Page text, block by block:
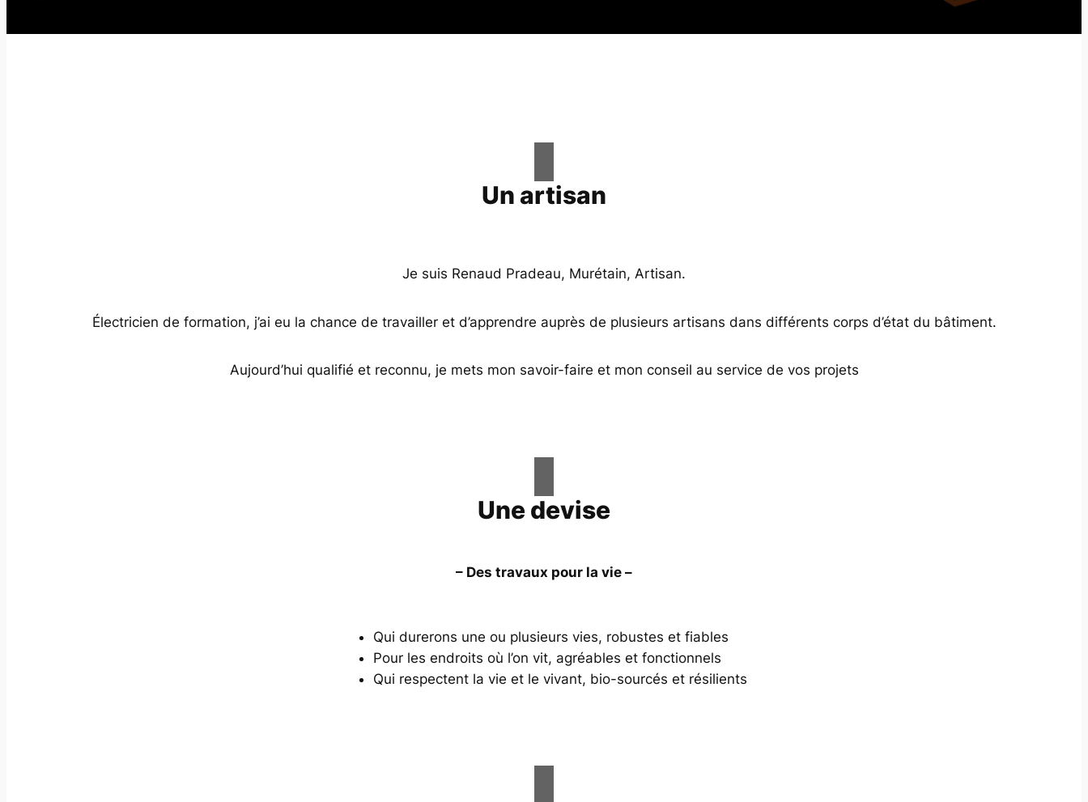
Un artisan
Je suis Renaud Pradeau, Murétain, Artisan.
Électricien de formation, j’ai eu la chance de travailler et d’apprendre auprès de plusieurs artisans dans différents corps d’état du bâtiment.
Aujourd’hui qualifié et reconnu, je mets mon savoir-faire et mon conseil au service de vos projets
Une devise
– Des travaux pour la vie –
Qui durerons une ou plusieurs vies, robustes et fiables
Pour les endroits où l’on vit, agréables et fonctionnels
Qui respectent la vie et le vivant, bio-sourcés et résilients